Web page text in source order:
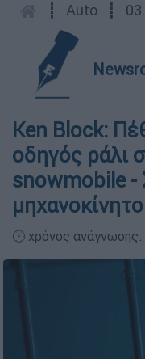
┋ Auto ┋
Ken Block:
οδηγός ράλι
snowmobile -
🕛 χρόνος